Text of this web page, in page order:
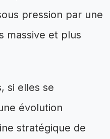
pression par une
massive et plus
si elles se
évolution
stratégique de